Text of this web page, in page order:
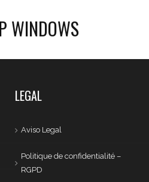
WINDOWS
LEGAL
Aviso Legal
Politique de confidentialité –
RGPD